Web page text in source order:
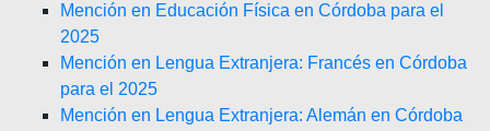
Mención en Educación Física en Córdoba para el
2025
Mención en Lengua Extranjera: Francés en Córdoba
para el 2025
Mención en Lengua Extranjera: Alemán en Córdoba